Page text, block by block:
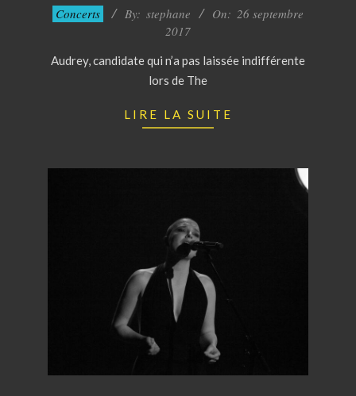
2017-
Concerts By: stephane On: 26 septembre
2017
Audrey, candidate qui n’a pas laissée indifférente
lors de The
LIRE LA SUITE